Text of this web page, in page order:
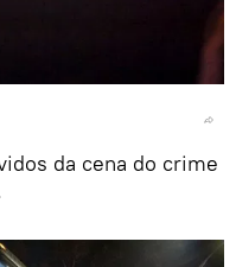
da cena do crime